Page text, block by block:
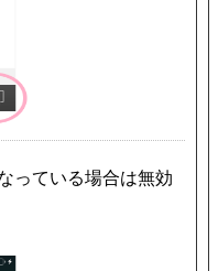
っている場合は無効